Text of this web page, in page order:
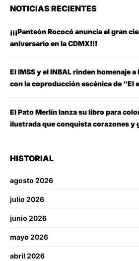
NOTICIAS RECIENTES
¡¡¡Panteón Rococó anuncia el gran
aniversario en la CDMX!!!
El IMSS y el INBAL rinden homenaje
con la coproducción escénica de “El
El Pato Merlín lanza su libro para
ilustrada que conquista corazones y
HISTORIAL
agosto 2026
julio 2026
junio 2026
mayo 2026
abril 2026